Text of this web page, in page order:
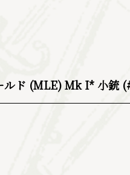
ルド (MLE) Mk I* 小銃